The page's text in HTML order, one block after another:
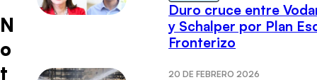
N
o
t
Duro cruce entre
y Schalper por Plan
Fronterizo
20 DE FEBRERO 2026